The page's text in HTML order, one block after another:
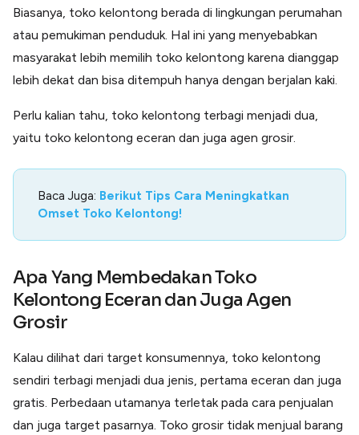
Biasanya, toko kelontong berada di lingkungan perumahan
atau pemukiman penduduk. Hal ini yang menyebabkan
masyarakat lebih memilih toko kelontong karena dianggap
lebih dekat dan bisa ditempuh hanya dengan berjalan kaki.
Perlu kalian tahu, toko kelontong terbagi menjadi dua,
yaitu toko kelontong eceran dan juga agen grosir.
Baca Juga: Berikut Tips Cara Meningkatkan
Omset Toko Kelontong!
Apa Yang Membedakan Toko
Kelontong Eceran dan Juga Agen
Grosir
Kalau dilihat dari target konsumennya, toko kelontong
sendiri terbagi menjadi dua jenis, pertama eceran dan juga
gratis. Perbedaan utamanya terletak pada cara penjualan
dan juga target pasarnya. Toko grosir tidak menjual barang